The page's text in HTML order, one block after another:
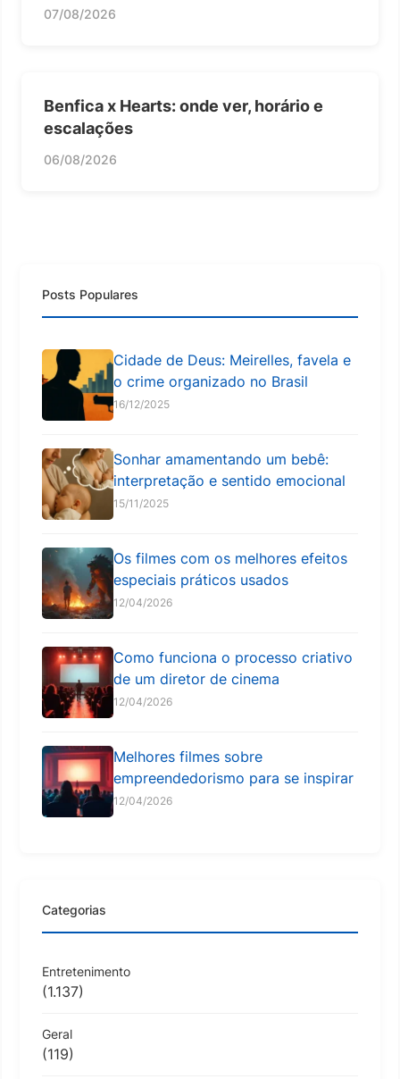
07/08/2026
Benfica x Hearts: onde ver, horário e
escalações
06/08/2026
Posts Populares
Cidade de Deus: Meirelles, favela e
o crime organizado no Brasil
16/12/2025
Sonhar amamentando um bebê:
interpretação e sentido emocional
15/11/2025
Os filmes com os melhores efeitos
especiais práticos usados
12/04/2026
Como funciona o processo criativo
de um diretor de cinema
12/04/2026
Melhores filmes sobre
empreendedorismo para se inspirar
12/04/2026
Categorias
Entretenimento
(1.137)
Geral
(119)